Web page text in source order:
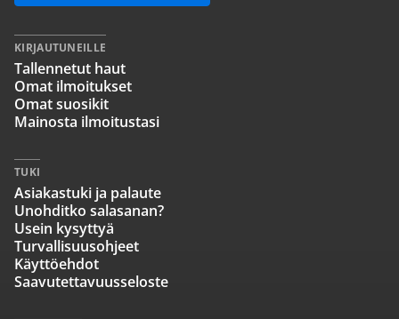
KIRJAUTUNEILLE
Tallennetut haut
Omat ilmoitukset
Omat suosikit
Mainosta ilmoitustasi
TUKI
Asiakastuki ja palaute
Unohditko salasanan?
Usein kysyttyä
Turvallisuusohjeet
Käyttöehdot
Saavutettavuusseloste